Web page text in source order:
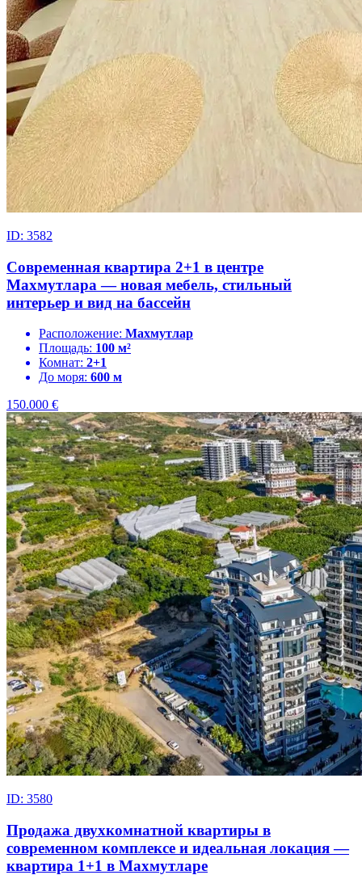
ID: 3582
Современная квартира 2+1 в центре
Махмутлара — новая мебель, стильный
интерьер и вид на бассейн
Расположение: Махмутлар
Площадь: 100 м²
Комнат: 2+1
До моря: 600 м
150.000 €
ID: 3580
Продажа двухкомнатной квартиры в
современном комплексе и идеальная локация —
квартира 1+1 в Махмутларе